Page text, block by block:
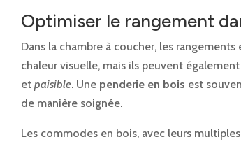
Optimiser le rangement
Dans la chambre à coucher, les
chaleur visuelle, mais ils peuvent
etpaisible. Une penderie en bois est
de manière soignée.
Les commodes en bois, avec leurs